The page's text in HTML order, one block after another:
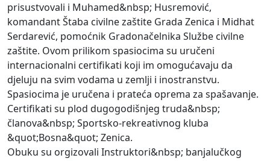
prisustvovali i Muhamed&nbsp; Husremović,
komandant Štaba civilne zaštite Grada Zenica i Midhat
Serdarević, pomoćnik Gradonačelnika Službe civilne
zaštite. Ovom prilikom spasiocima su uručeni
internacionalni certifikati koji im omogućavaju da
djeluju na svim vodama u zemlji i inostranstvu.
Spasiocima je uručena i prateća oprema za spašavanje.
Certifikati su plod dugogodišnjeg truda&nbsp;
članova&nbsp; Sportsko-rekreativnog kluba
&quot;Bosna&quot; Zenica.
Obuku su orgizovali Instruktori&nbsp; banjalučkog